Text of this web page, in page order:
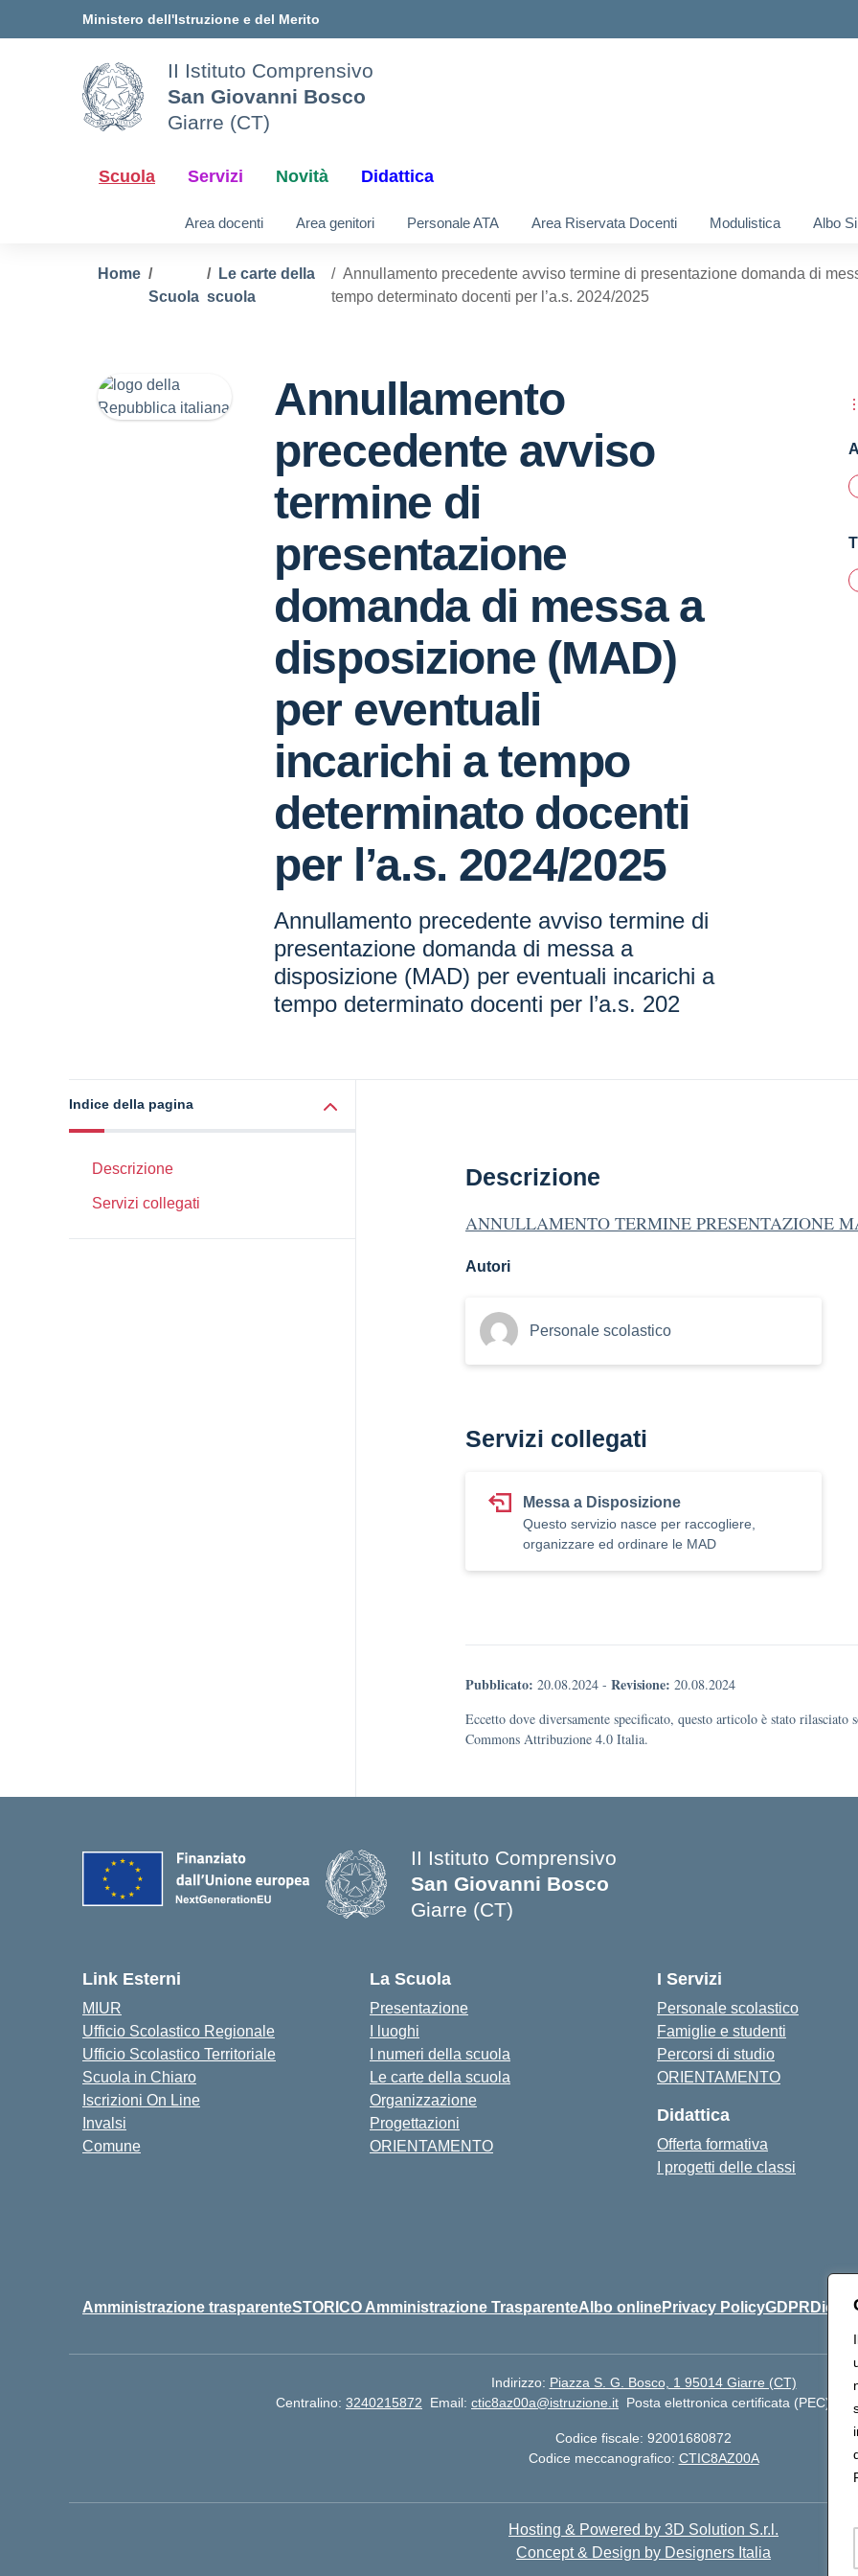
Ministero dell'Istruzione e del Merito
II Istituto Comprensivo
San Giovanni Bosco
Giarre (CT)
Scuola Servizi Novità Didattica
Area docenti Area genitori Personale ATA Area Riservata Docenti Modulistica Albo
Home
Scuola
Le carte della
scuola
Annullamento precedente avviso termine di presentazione domanda di
tempo determinato docenti per l’a.s. 2024/2025
Annullamento
precedente avviso
termine di
presentazione
domanda di messa a
disposizione (MAD)
per eventuali
incarichi a tempo
determinato docenti
per l’a.s. 2024/2025
Annullamento precedente avviso termine di
presentazione domanda di messa a
disposizione (MAD) per eventuali incarichi a
tempo determinato docenti per l’a.s. 202
Indice della pagina
Descrizione
Servizi collegati
Descrizione
ANNULLAMENTO TERMINE PRESENTAZIONE
Autori
Personale scolastico
Servizi collegati
Messa a Disposizione
Questo servizio nasce per raccogliere,
organizzare ed ordinare le MAD
Pubblicato: 20.08.2024 - Revisione: 20.08.2024
Eccetto dove diversamente specificato, questo articolo è stato rilasciato
Commons Attribuzione 4.0 Italia.
II Istituto Comprensivo
San Giovanni Bosco
Giarre (CT)
Link Esterni
MIUR
Ufficio Scolastico Regionale
Ufficio Scolastico Territoriale
Scuola in Chiaro
Iscrizioni On Line
Invalsi
Comune
La Scuola
Presentazione
I luoghi
I numeri della scuola
Le carte della scuola
Organizzazione
Progettazioni
ORIENTAMENTO
I Servizi
Personale scolastico
Famiglie e studenti
Percorsi di studio
ORIENTAMENTO
Didattica
Offerta formativa
I progetti delle classi
Amministrazione trasparenteSTORICO Amministrazione TrasparenteAlbo onlinePrivacy PolicyGDPR
Indirizzo: Piazza S. G. Bosco, 1 95014 Giarre (CT)
Centralino: 3240215872 Email: ctic8az00a@istruzione.it Posta elettronica certificata (PEC):
Codice fiscale: 92001680872
Codice meccanografico: CTIC8AZ00A
Hosting & Powered by 3D Solution S.r.l.
Concept & Design by Designers Italia